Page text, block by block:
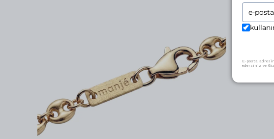
E-posta
edersiniz ve